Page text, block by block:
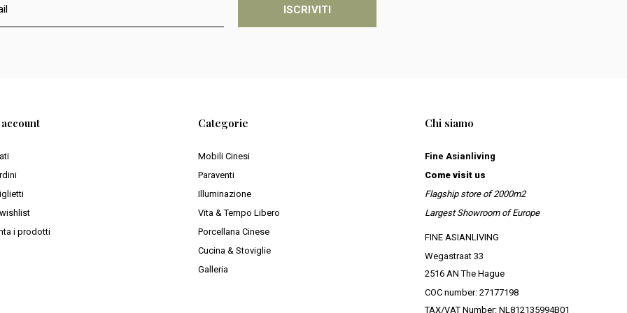
ISCRIVITI
i prodotti
Categorie
Mobili Cinesi
Paraventi
Illuminazione
Vita & Tempo Libero
Porcellana Cinese
Cucina & Stoviglie
Galleria
Chi siamo
Fine Asianliving
Come visit us
Flagship store of 2000m2
Largest Showroom of Europe
FINE ASIANLIVING
Wegastraat 33
2516 AN The Hague
COC number: 27177198
TAX/VAT Number: NL812135994B01